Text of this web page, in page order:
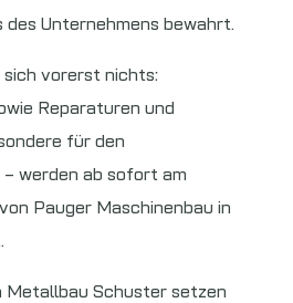
Unternehmens bewahrt.
vorerst nichts:
Reparaturen und
für den
werden ab sofort am
Pauger Maschinenbau in
Metallbau Schuster setzen